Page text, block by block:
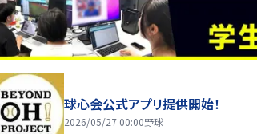
球心会公式アプリ提供開始！
2026/05/27 00:00野球